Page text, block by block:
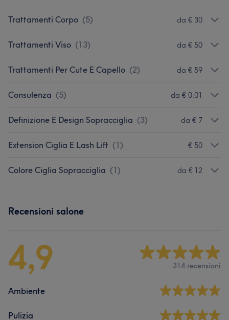
Trattamenti Corpo (5) da € 30
Trattamenti Viso (13) da € 50
Trattamenti Per Cute E Capello (2) da € 59
Consulenza (5) da € 0,01
Definizione E Design Sopracciglia (3) da € 7
Extension Ciglia E Lash Lift (1) € 50
Colore Ciglia Sopracciglia (1) da € 12
Recensioni salone
4,9 314 recensioni
Ambiente
Pulizia